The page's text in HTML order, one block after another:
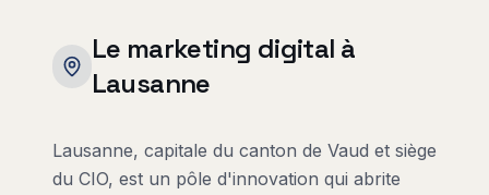
Le marketing digital à
Lausanne
Lausanne, capitale du canton de Vaud et siège
du CIO, est un pôle d'innovation qui abrite